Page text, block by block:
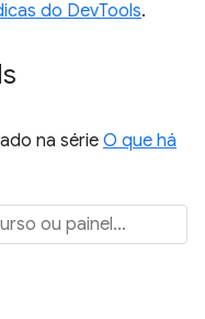
do DevTools.
na série O que há